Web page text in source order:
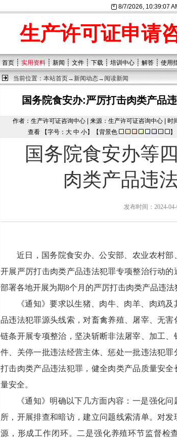
8/7/2026, 10:39:07
生产许可证申请
首页 ┊ 实用资料 ┊ 新闻 ┊ 文件 ┊ 下载 ┊ 培训中心 ┊ 解答 ┊ 使用
当前位置： 本站首页→新闻动态→阅读新闻
国务院食安办:严厉打击肉类产品
作者：生产许可证咨询中心 | 来源：生产许可证咨询中心 |
查看 【字号： 大 中 小】【背景色 】
国务院食安办等
肉类产品违
发布时间：2024-
近日，国务院食安办、公安部、农业农村
开展严厉打击肉类产品违法犯罪专项整治行动的
部署各地开展为期8个月的严厉打击肉类产品违法
《通知》要求以生猪、肉牛、肉羊、肉鸡
品违法犯罪源头线索，对畜禽养殖、屠宰、无
链条开展专项整治，坚决斩断非法屠宰、加工
件、关停一批违法经营主体、惩处一批违法犯
打击肉类产品违法犯罪，健全肉类产品质量安
量安全。
《通知》明确以下几方面内容：一是强化
所，开展排查和暗访，建立问题线索清单。对
源，形成工作闭环。二是强化养殖环节监督检